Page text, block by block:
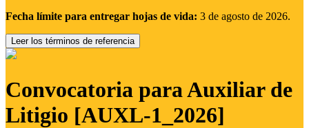
Fecha límite para entregar hojas de vida: 3 de agosto de 2026.
Leer los términos de referencia
Convocatoria para Auxiliar de
Litigio [AUXL-1_2026]